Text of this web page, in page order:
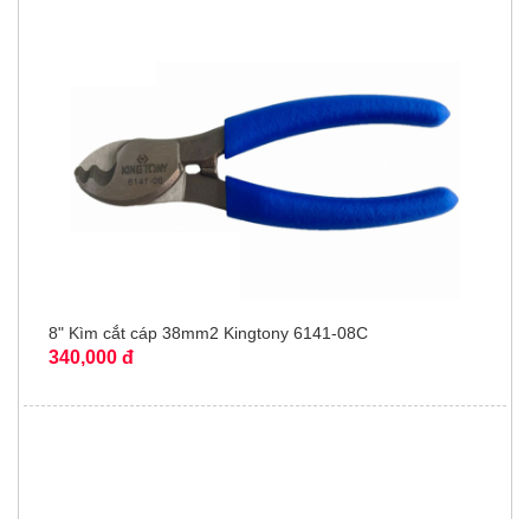
8" Kìm cắt cáp 38mm2 Kingtony 6141-08C
340,000 đ